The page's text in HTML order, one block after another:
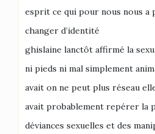
esprit ce qui pour nous nous a
changer d’identité
ghislaine lanctôt affirmé la
ni pieds ni mal simplement
avait on ne peut plus réseau
avait probablement repérer la
déviances sexuelles et des